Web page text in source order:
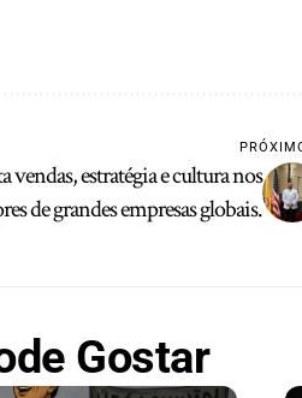
vendas, estratégia e cultura nos
de grandes empresas globais.
Gostar